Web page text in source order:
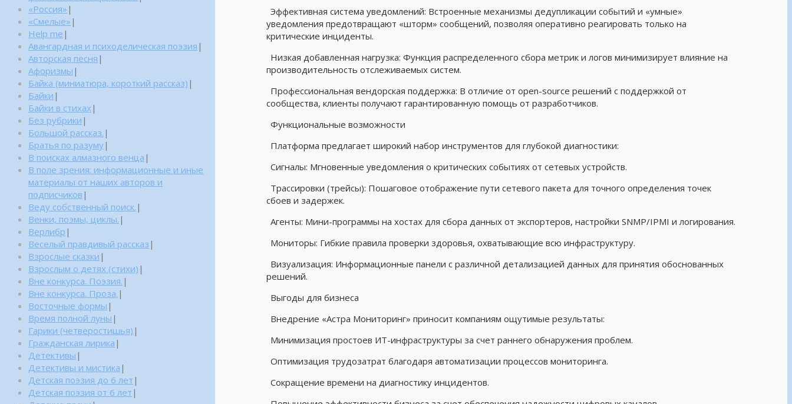
Эффективная система уведомлений: Встроенные механизмы дедупликации событий и «умные»
уведомления предотвращают «шторм» сообщений, позволяя оперативно реагировать только на
критические инциденты.
Низкая добавленная нагрузка: Функция распределенного сбора метрик и логов минимизирует влияние на
производительность отслеживаемых систем.
Профессиональная вендорская поддержка: В отличие от open-source решений с поддержкой от
сообщества, клиенты получают гарантированную помощь от разработчиков.
Функциональные возможности
Платформа предлагает широкий набор инструментов для глубокой диагностики:
Сигналы: Мгновенные уведомления о критических событиях от сетевых устройств.
Трассировки (трейсы): Пошаговое отображение пути сетевого пакета для точного определения точек
сбоев и задержек.
Агенты: Мини-программы на хостах для сбора данных от экспортеров, настройки SNMP/IPMI и логирования.
Мониторы: Гибкие правила проверки здоровья, охватывающие всю инфраструктуру.
Визуализация: Информационные панели с различной детализацией данных для принятия обоснованных
решений.
Выгоды для бизнеса
Внедрение «Астра Мониторинг» приносит компаниям ощутимые результаты:
Минимизация простоев ИТ-инфраструктуры за счет раннего обнаружения проблем.
Оптимизация трудозатрат благодаря автоматизации процессов мониторинга.
Сокращение времени на диагностику инцидентов.
«Россия» |
«Смелые» |
Help me |
Авангардная и психоделическая поэзия |
Авторская песня |
Афоризмы |
Байка (миниатюра, короткий рассказ) |
Байки |
Байки в стихах |
Без рубрики |
Большой рассказ. |
Братья по разуму|
В поисках алмазного венца |
В поле зрения: информационные и иные
материалы от наших авторов и
подписчиков |
Веду собственный поиск. |
Венки, поэмы, циклы. |
Верлибр |
Веселый правдивый рассказ |
Взрослые сказки |
Взрослым о детях (стихи) |
Вне конкурса. Поэзия. |
Вне конкурса. Проза. |
Восточные формы |
Время полной луны |
Гарики (четверостишья) |
Гражданская лирика |
Детективы |
Детективы и мистика |
Детская поэзия до 6 лет |
Детская поэзия от 6 лет |